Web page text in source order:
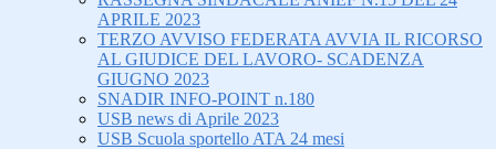
APRILE 2023
TERZO AVVISO FEDERATA AVVIA IL RICORSO
AL GIUDICE DEL LAVORO- SCADENZA
GIUGNO 2023
SNADIR INFO-POINT n.180
USB news di Aprile 2023
USB Scuola sportello ATA 24 mesi